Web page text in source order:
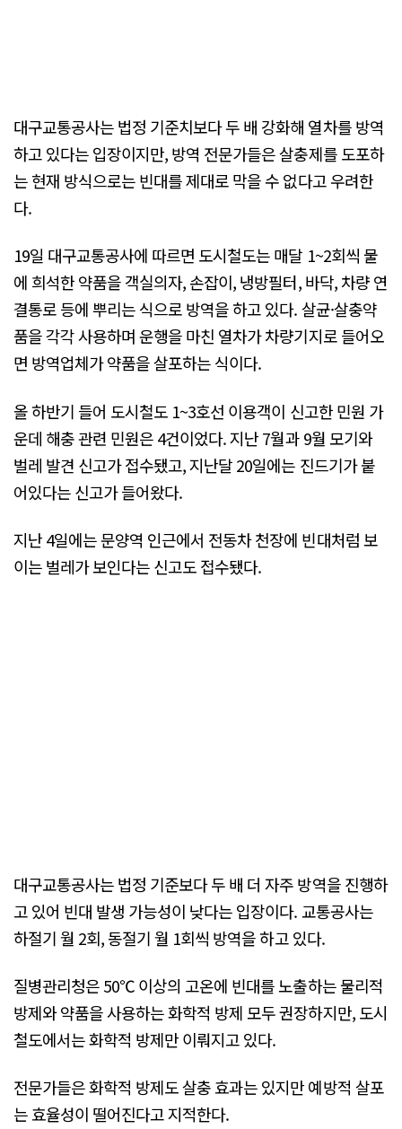
대구교통공사는 법정 기준치보다 두 배 강화해 열차를 방역
하고 있다는 입장이지만, 방역 전문가들은 살충제를 도포하
는 현재 방식으로는 빈대를 제대로 막을 수 없다고 우려한
다.
19일 대구교통공사에 따르면 도시철도는 매달 1~2회씩 물
에 희석한 약품을 객실의자, 손잡이, 냉방필터, 바닥, 차량 연
결통로 등에 뿌리는 식으로 방역을 하고 있다. 살균·살충약
품을 각각 사용하며 운행을 마친 열차가 차량기지로 들어오
면 방역업체가 약품을 살포하는 식이다.
올 하반기 들어 도시철도 1~3호선 이용객이 신고한 민원 가
운데 해충 관련 민원은 4건이었다. 지난 7월과 9월 모기와
벌레 발견 신고가 접수됐고, 지난달 20일에는 진드기가 붙
어있다는 신고가 들어왔다.
지난 4일에는 문양역 인근에서 전동차 천장에 빈대처럼 보
이는 벌레가 보인다는 신고도 접수됐다.
대구교통공사는 법정 기준보다 두 배 더 자주 방역을 진행하
고 있어 빈대 발생 가능성이 낮다는 입장이다. 교통공사는
하절기 월 2회, 동절기 월 1회씩 방역을 하고 있다.
질병관리청은 50℃ 이상의 고온에 빈대를 노출하는 물리적
방제와 약품을 사용하는 화학적 방제 모두 권장하지만, 도시
철도에서는 화학적 방제만 이뤄지고 있다.
전문가들은 화학적 방제도 살충 효과는 있지만 예방적 살포
는 효율성이 떨어진다고 지적한다.